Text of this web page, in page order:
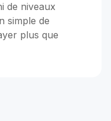
de niveaux
simple de
plus que